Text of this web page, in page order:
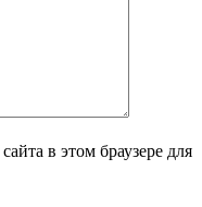
в этом браузере для